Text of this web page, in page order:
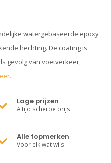
watergebaseerde epoxy
hechting. De coating is
gevolg van voetverkeer,
Lage prijzen
Altijd scherpe prijs
Alle topmerken
Voor elk wat wils